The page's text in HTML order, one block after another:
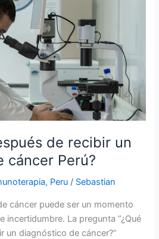
de recibir un
cáncer Perú?
, Peru / Sebastian
cáncer puede ser un momento
incertidumbre. La pregunta “¿Qué
un diagnóstico de cáncer?”